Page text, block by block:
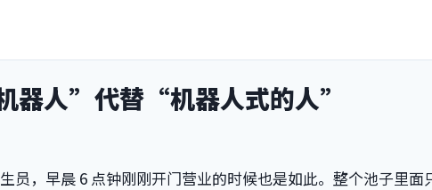
器人”代替“机器人式的人”
员，早晨 6 点钟刚刚开门营业的时候也是如此。整个池子里面